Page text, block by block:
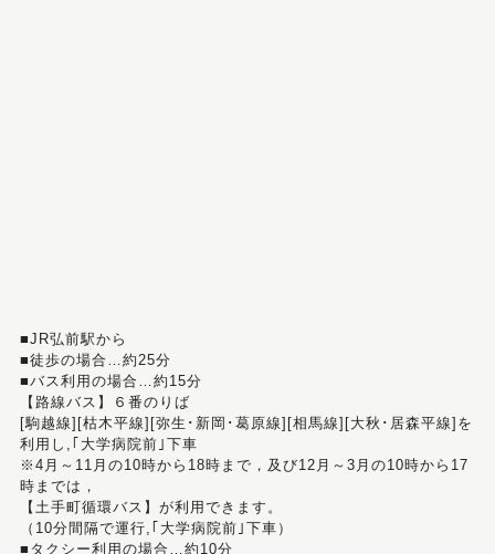
■JR弘前駅から
■徒歩の場合…約25分
■バス利用の場合…約15分
【路線バス】６番のりば
[駒越線][枯木平線][弥生･新岡･葛原線][相馬線][大秋･居森平線]を
利用し,｢大学病院前｣下車
※4月～11月の10時から18時まで，及び12月～3月の10時から17
時までは，
【土手町循環バス】が利用できます。
（10分間隔で運行,｢大学病院前｣下車）
■タクシー利用の場合…約10分